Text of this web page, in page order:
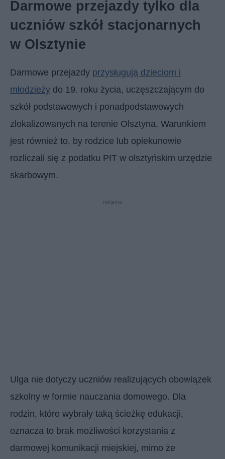
Darmowe przejazdy tylko dla
uczniów szkół stacjonarnych
w Olsztynie
Darmowe przejazdy przysługują dzieciom i
młodzieży do 19. roku życia, uczęszczającym do
szkół podstawowych i ponadpodstawowych
zlokalizowanych na terenie Olsztyna. Warunkiem
jest również to, by rodzice lub opiekunowie
rozliczali się z podatku PIT w olsztyńskim urzędzie
skarbowym.
reklama
Ulga nie dotyczy uczniów realizujących obowiązek
szkolny w formie nauczania domowego. Dla
rodzin, które wybrały taką ścieżkę edukacji,
oznacza to brak możliwości korzystania z
darmowej komunikacji miejskiej, mimo że